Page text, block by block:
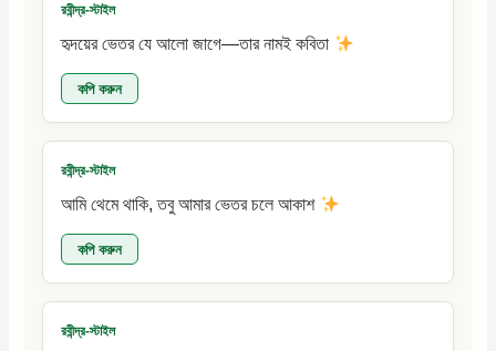
রবীন্দ্র-স্টাইল
হৃদয়ের ভেতর যে আলো জাগে—তার নামই কবিতা
কপি করুন
রবীন্দ্র-স্টাইল
আমি থেমে থাকি, তবু আমার ভেতর চলে আকাশ
কপি করুন
রবীন্দ্র-স্টাইল